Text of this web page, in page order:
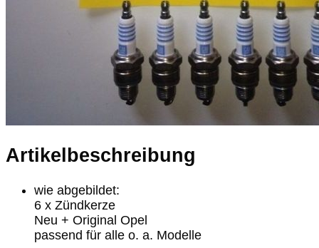
Artikelbeschreibung
wie abgebildet:
6 x Zündkerze
Neu + Original Opel
passend für alle o. a. Modelle